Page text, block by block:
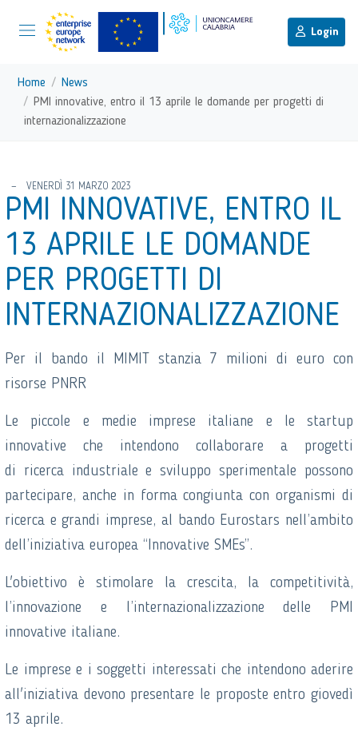
Vai ai contenuti
Login
torna al menu di scelta rapida
Menu di navigazione principale
Home
News
PMI innovative, entro il 13 aprile le domande per progetti di
internazionalizzazione
VENERDÌ 31 MARZO 2023
PMI INNOVATIVE, ENTRO IL
13 APRILE LE DOMANDE
PER PROGETTI DI
INTERNAZIONALIZZAZIONE
Per il bando il MIMIT stanzia 7 milioni di euro con
risorse PNRR
Le piccole e medie imprese italiane e le startup
innovative che intendono collaborare a progetti
di ricerca industriale e sviluppo sperimentale possono
partecipare, anche in forma congiunta con organismi di
ricerca e grandi imprese, al bando Eurostars nell’ambito
dell’iniziativa europea “Innovative SMEs”.
L'obiettivo è stimolare la crescita, la competitività,
l’innovazione e l’internazionalizzazione delle PMI
innovative italiane.
Le imprese e i soggetti interessati che intendono aderire
all'iniziativa devono presentare le proposte entro giovedì
13 aprile.